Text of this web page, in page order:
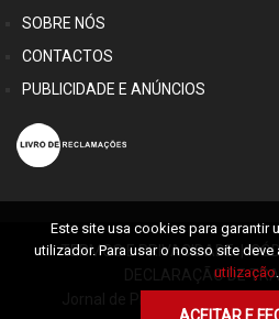
SOBRE NÓS
CONTACTOS
PUBLICIDADE E ANÚNCIOS
TERMOS E PRIVACIDADE|
DECLARAÇÃO DE
Este site usa cookies para garantir
utilizador. Para usar o nosso site
utilização.
ACEITAR E